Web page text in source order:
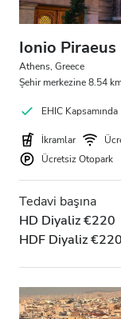
Ionio
Athens, Greece
Şehir merkezine 8.54
EHIC Kapsamında
İkramlar
Ücretsiz Otopark
Tedavi başına
HD Diyaliz €220
HDF Diyaliz €220